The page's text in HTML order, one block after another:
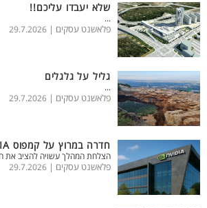
שלא יעבדו עליכם!!
...
פלאשנט עסקים | 29.7.2026
גליל על גלגלים
...
פלאשנט עסקים | 29.7.2026
חדרה במרוץ על קמפוס NVIDIA
הצלחת המהלך עשויה להציב את
פלאשנט עסקים | 29.7.2026